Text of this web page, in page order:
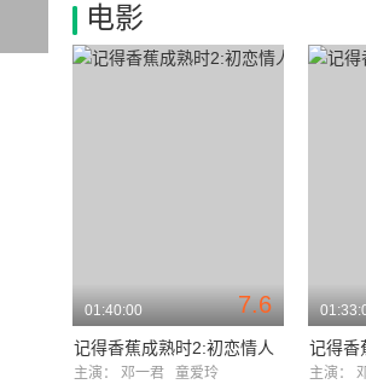
电影
7.6
01:40:00
记得香蕉成熟时2:初恋情人
主演： 邓一君 童爱玲
记得香
主演：